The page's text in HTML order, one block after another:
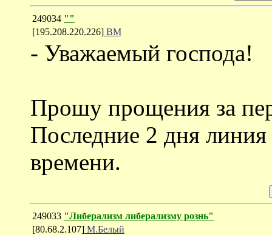
249034 ""
[195.208.220.226] ВМ
- Уважаемый господа!
Прошу прощения за
Последние 2 дня линия
времени.
249033 "Либерализм либерализму рознь"
[80.68.2.107] М.Белый